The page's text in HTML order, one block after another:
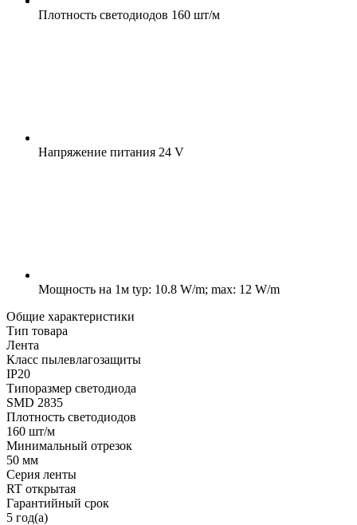
Плотность светодиодов 160 шт/м
Напряжение питания 24 V
Мощность на 1м typ: 10.8 W/m; max: 12 W/m
Общие характеристики
Тип товара
Лента
Класс пылевлагозащиты
IP20
Типоразмер светодиода
SMD 2835
Плотность светодиодов
160 шт/м
Минимальный отрезок
50 мм
Серия ленты
RT открытая
Гарантийный срок
5 год(а)